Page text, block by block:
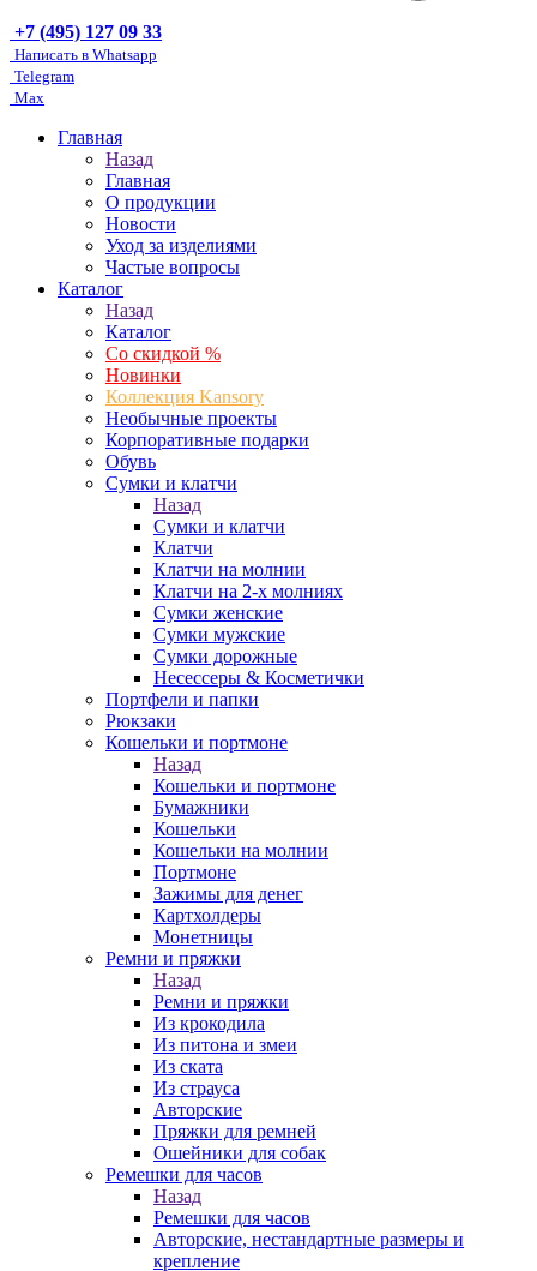
+7 (495) 127 09 33
Написать в Whatsapp
Telegram
Max
Главная
Назад
Главная
О продукции
Новости
Уход за изделиями
Частые вопросы
Каталог
Назад
Каталог
Со скидкой %
Новинки
Коллекция Kansory
Необычные проекты
Корпоративные подарки
Обувь
Сумки и клатчи
Назад
Сумки и клатчи
Клатчи
Клатчи на молнии
Клатчи на 2-х молниях
Сумки женские
Сумки мужские
Сумки дорожные
Несессеры & Косметички
Портфели и папки
Рюкзаки
Кошельки и портмоне
Назад
Кошельки и портмоне
Бумажники
Кошельки
Кошельки на молнии
Портмоне
Зажимы для денег
Картхолдеры
Монетницы
Ремни и пряжки
Назад
Ремни и пряжки
Из крокодила
Из питона и змеи
Из ската
Из страуса
Авторские
Пряжки для ремней
Ошейники для собак
Ремешки для часов
Назад
Ремешки для часов
Авторские, нестандартные размеры и
крепление